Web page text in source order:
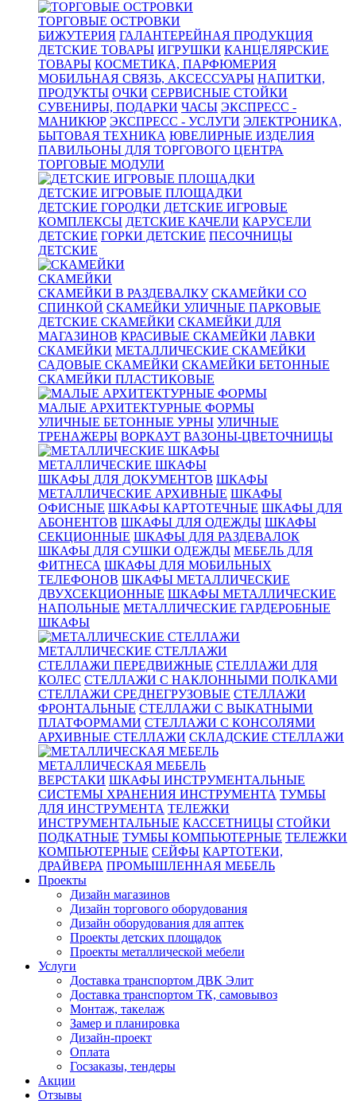
ТОРГОВЫЕ ОСТРОВКИ
БИЖУТЕРИЯ ГАЛАНТЕРЕЙНАЯ ПРОДУКЦИЯ
ДЕТСКИЕ ТОВАРЫ ИГРУШКИ КАНЦЕЛЯРСКИЕ
ТОВАРЫ КОСМЕТИКА, ПАРФЮМЕРИЯ
МОБИЛЬНАЯ СВЯЗЬ, АКСЕССУАРЫ НАПИТКИ,
ПРОДУКТЫ ОЧКИ СЕРВИСНЫЕ СТОЙКИ
СУВЕНИРЫ, ПОДАРКИ ЧАСЫ ЭКСПРЕСС -
МАНИКЮР ЭКСПРЕСС - УСЛУГИ ЭЛЕКТРОНИКА,
БЫТОВАЯ ТЕХНИКА ЮВЕЛИРНЫЕ ИЗДЕЛИЯ
ПАВИЛЬОНЫ ДЛЯ ТОРГОВОГО ЦЕНТРА
ТОРГОВЫЕ МОДУЛИ
ДЕТСКИЕ ИГРОВЫЕ ПЛОЩАДКИ
ДЕТСКИЕ ГОРОДКИ ДЕТСКИЕ ИГРОВЫЕ
КОМПЛЕКСЫ ДЕТСКИЕ КАЧЕЛИ КАРУСЕЛИ
ДЕТСКИЕ ГОРКИ ДЕТСКИЕ ПЕСОЧНИЦЫ
ДЕТСКИЕ
СКАМЕЙКИ
СКАМЕЙКИ В РАЗДЕВАЛКУ СКАМЕЙКИ СО
СПИНКОЙ СКАМЕЙКИ УЛИЧНЫЕ ПАРКОВЫЕ
ДЕТСКИЕ СКАМЕЙКИ СКАМЕЙКИ ДЛЯ
МАГАЗИНОВ КРАСИВЫЕ СКАМЕЙКИ ЛАВКИ
СКАМЕЙКИ МЕТАЛЛИЧЕСКИЕ СКАМЕЙКИ
САДОВЫЕ СКАМЕЙКИ СКАМЕЙКИ БЕТОННЫЕ
СКАМЕЙКИ ПЛАСТИКОВЫЕ
МАЛЫЕ АРХИТЕКТУРНЫЕ ФОРМЫ
УЛИЧНЫЕ БЕТОННЫЕ УРНЫ УЛИЧНЫЕ
ТРЕНАЖЕРЫ ВОРКАУТ ВАЗОНЫ-ЦВЕТОЧНИЦЫ
МЕТАЛЛИЧЕСКИЕ ШКАФЫ
ШКАФЫ ДЛЯ ДОКУМЕНТОВ ШКАФЫ
МЕТАЛЛИЧЕСКИЕ АРХИВНЫЕ ШКАФЫ
ОФИСНЫЕ ШКАФЫ КАРТОТЕЧНЫЕ ШКАФЫ ДЛЯ
АБОНЕНТОВ ШКАФЫ ДЛЯ ОДЕЖДЫ ШКАФЫ
СЕКЦИОННЫЕ ШКАФЫ ДЛЯ РАЗДЕВАЛОК
ШКАФЫ ДЛЯ СУШКИ ОДЕЖДЫ МЕБЕЛЬ ДЛЯ
ФИТНЕСА ШКАФЫ ДЛЯ МОБИЛЬНЫХ
ТЕЛЕФОНОВ ШКАФЫ МЕТАЛЛИЧЕСКИЕ
ДВУХСЕКЦИОННЫЕ ШКАФЫ МЕТАЛЛИЧЕСКИЕ
НАПОЛЬНЫЕ МЕТАЛЛИЧЕСКИЕ ГАРДЕРОБНЫЕ
ШКАФЫ
МЕТАЛЛИЧЕСКИЕ СТЕЛЛАЖИ
СТЕЛЛАЖИ ПЕРЕДВИЖНЫЕ СТЕЛЛАЖИ ДЛЯ
КОЛЕС СТЕЛЛАЖИ С НАКЛОННЫМИ ПОЛКАМИ
СТЕЛЛАЖИ СРЕДНЕГРУЗОВЫЕ СТЕЛЛАЖИ
ФРОНТАЛЬНЫЕ СТЕЛЛАЖИ С ВЫКАТНЫМИ
ПЛАТФОРМАМИ СТЕЛЛАЖИ С КОНСОЛЯМИ
АРХИВНЫЕ СТЕЛЛАЖИ СКЛАДСКИЕ СТЕЛЛАЖИ
МЕТАЛЛИЧЕСКАЯ МЕБЕЛЬ
ВЕРСТАКИ ШКАФЫ ИНСТРУМЕНТАЛЬНЫЕ
СИСТЕМЫ ХРАНЕНИЯ ИНСТРУМЕНТА ТУМБЫ
ДЛЯ ИНСТРУМЕНТА ТЕЛЕЖКИ
ИНСТРУМЕНТАЛЬНЫЕ КАССЕТНИЦЫ СТОЙКИ
ПОДКАТНЫЕ ТУМБЫ КОМПЬЮТЕРНЫЕ ТЕЛЕЖКИ
КОМПЬЮТЕРНЫЕ СЕЙФЫ КАРТОТЕКИ,
ДРАЙВЕРА ПРОМЫШЛЕННАЯ МЕБЕЛЬ
Проекты
Дизайн магазинов
Дизайн торгового оборудования
Дизайн оборудования для аптек
Проекты детских площадок
Проекты металлической мебели
Услуги
Доставка транспортом ДВК Элит
Доставка транспортом ТК, самовывоз
Монтаж, такелаж
Замер и планировка
Дизайн-проект
Оплата
Госзаказы, тендеры
Акции
Отзывы